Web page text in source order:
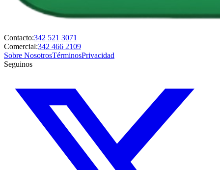
Contacto:342 521 3071
Comercial:342 466 2109
Sobre NosotrosTérminosPrivacidad
Seguinos